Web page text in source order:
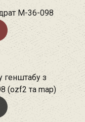
М-36-098
генштабу з
(ozf2 та map)